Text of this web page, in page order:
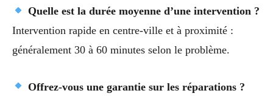
Quelle est la durée moyenne d’une intervention ?
Intervention rapide en centre-ville et à proximité :
généralement 30 à 60 minutes selon le problème.
Offrez-vous une garantie sur les réparations ?